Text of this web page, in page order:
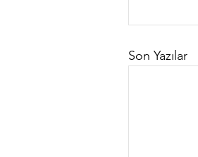
Son Yazılar